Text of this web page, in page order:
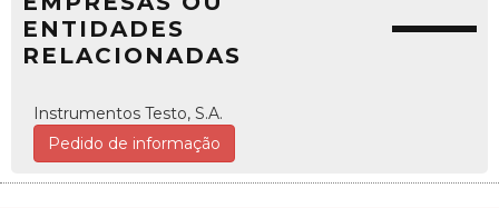
ENTIDADES
RELACIONADAS
Instrumentos Testo, S.A.
Pedido de informação